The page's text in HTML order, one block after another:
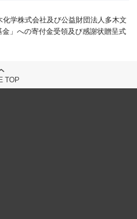
化学株式会社及び公益財団法人多木文
」への寄付金受領及び感謝状贈呈式
TOP